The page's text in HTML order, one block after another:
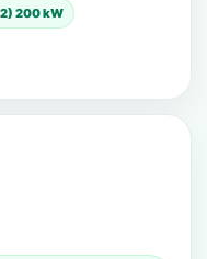
200 kW